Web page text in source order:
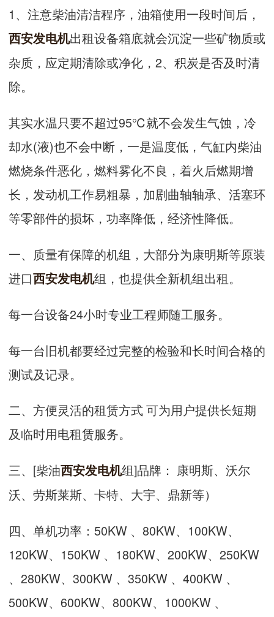
1、注意柴油清洁程序，油箱使用一段时间后，
西安发电机出租设备箱底就会沉淀一些矿物质或
杂质，应定期清除或净化，2、积炭是否及时清
除。
其实水温只要不超过95℃就不会发生气蚀，冷
却水(液)也不会中断，一是温度低，气缸内柴油
燃烧条件恶化，燃料雾化不良，着火后燃期增
长，发动机工作易粗暴，加剧曲轴轴承、活塞环
等零部件的损坏，功率降低，经济性降低。
一、质量有保障的机组，大部分为康明斯等原装
进口西安发电机组，也提供全新机组出租。
每一台设备24小时专业工程师随工服务。
每一台旧机都要经过完整的检验和长时间合格的
测试及记录。
二、方便灵活的租赁方式 可为用户提供长短期
及临时用电租赁服务。
三、[柴油西安发电机组]品牌： 康明斯、沃尔
沃、劳斯莱斯、卡特、大宇、鼎新等）
四、单机功率：50KW 、80KW、100KW、
120KW、150KW 、180KW、200KW、250KW
、280KW、300KW 、350KW 、400KW 、
500KW、600KW、800KW、1000KW 、